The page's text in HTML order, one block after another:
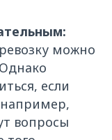
можно
если
вопросы